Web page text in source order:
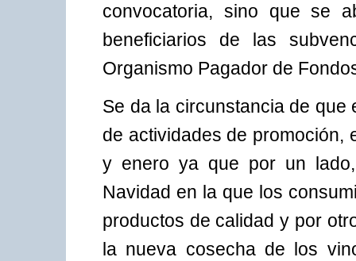
convocatoria, sino que se
beneficiarios de las
Organismo Pagador de
Se da la circunstancia de
de actividades de promoción,
y enero ya que por un
Navidad en la que los
productos de calidad y por
la nueva cosecha de los